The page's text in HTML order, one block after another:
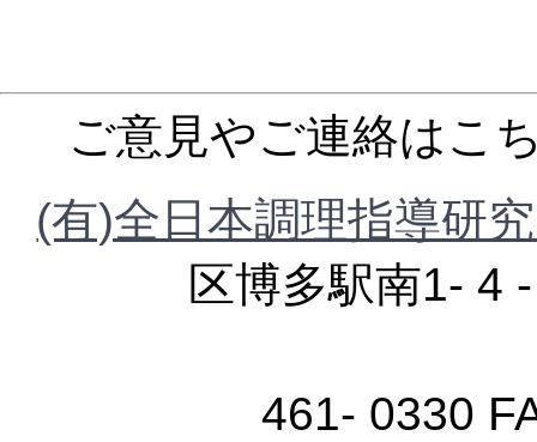
ご意見やご連絡はこ
(有)全日本調理指導研
区博多駅南1- 4
461- 0330